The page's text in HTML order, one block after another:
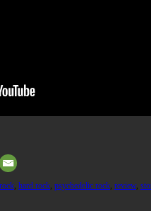
, hard rock, psychedelic rock, review,